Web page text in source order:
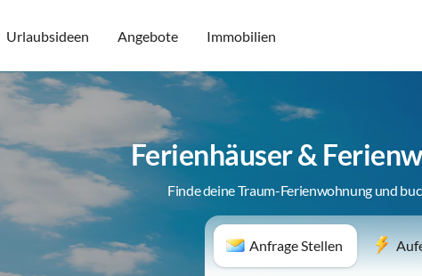
Urlaubsideen Angebote Immobilien
Ferienhäuser &
Finde deine Traum-Ferienwohnung und
Anfrage Stellen